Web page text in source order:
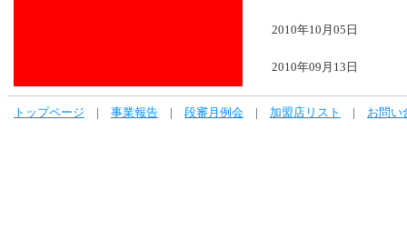
2010年10月05日
2010年09月13日
トップページ 事業報告 段審月例会 加盟店リスト お問い